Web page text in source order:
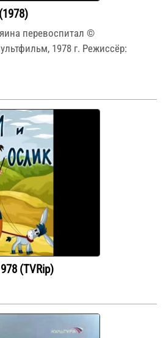
перевоспитал ©
1978 г. Режиссёр:
(TVRip)